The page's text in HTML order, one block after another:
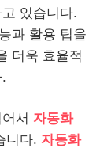
있습니다.
과 활용 팁을
더욱 효율적
서 자동화
니다. 자동화